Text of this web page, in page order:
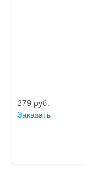
279 руб.
Заказать